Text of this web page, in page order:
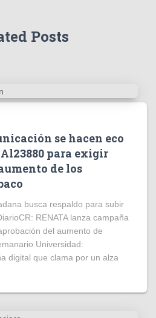
Posts
se hacen eco
para exigir
de los
busca respaldo para subir
RENATA lanza campaña
del aumento de
Universidad:
digital que clama por un alza